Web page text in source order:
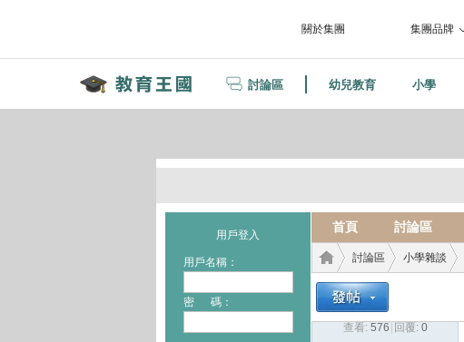
關於集團 集團品牌
討論區 幼兒教育 小學
用戶登入
用戶名稱：
密 碼：
首頁 討論區
討論區
›
小學雜談
查看: 576 回覆: 0